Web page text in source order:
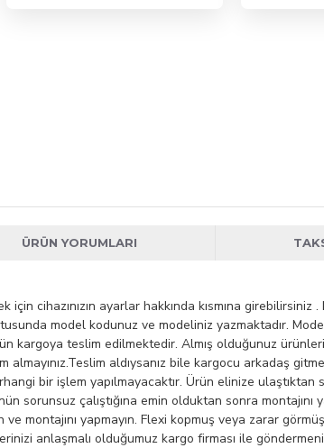
ÜRÜN YORUMLARI
cihazınızın ayarlar hakkında kısmına girebilirsiniz .
model kodunuz ve modeliniz yazmaktadır.
kargoya teslim edilmektedir. Almış olduğunuz ürünleri
aldıysanız bile kargocu arkadaş
bir işlem yapılmayacaktır. Ürün elinize ulaştıktan
sorunsuz çalıştığına emin olduktan sonra montajını
montajını yapmayın. Flexi kopmuş veya zarar
anlaşmalı olduğumuz kargo firması ile